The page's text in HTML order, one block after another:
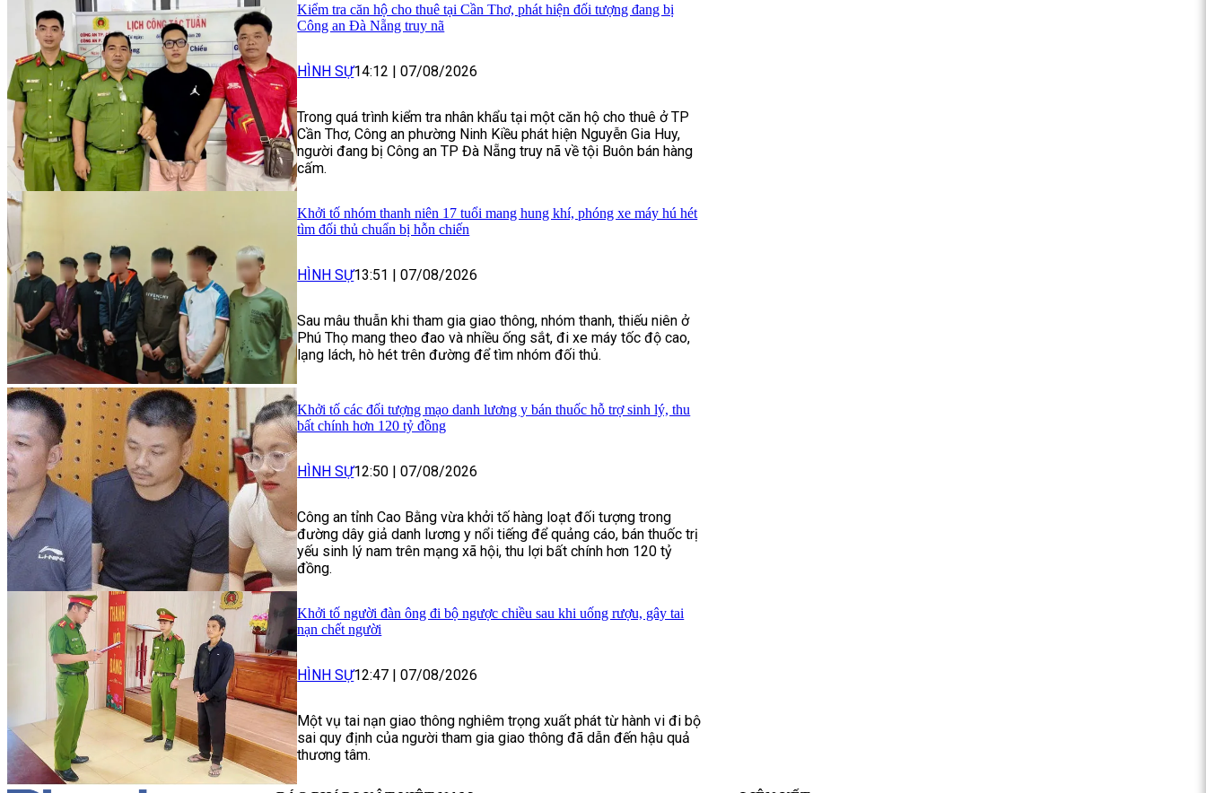
Kiểm tra căn hộ cho thuê tại Cần Thơ, phát hiện đối tượng đang bị
Công an Đà Nẵng truy nã
HÌNH SỰ14:12 | 07/08/2026
Trong quá trình kiểm tra nhân khẩu tại một căn hộ cho thuê ở TP
Cần Thơ, Công an phường Ninh Kiều phát hiện Nguyễn Gia Huy,
người đang bị Công an TP Đà Nẵng truy nã về tội Buôn bán hàng
cấm.
Khởi tố nhóm thanh niên 17 tuổi mang hung khí, phóng xe máy hú hét
tìm đối thủ chuẩn bị hỗn chiến
HÌNH SỰ13:51 | 07/08/2026
Sau mâu thuẫn khi tham gia giao thông, nhóm thanh, thiếu niên ở
Phú Thọ mang theo đao và nhiều ống sắt, đi xe máy tốc độ cao,
lạng lách, hò hét trên đường để tìm nhóm đối thủ.
Khởi tố các đối tượng mạo danh lương y bán thuốc hỗ trợ sinh lý, thu
bất chính hơn 120 tỷ đồng
HÌNH SỰ12:50 | 07/08/2026
Công an tỉnh Cao Bằng vừa khởi tố hàng loạt đối tượng trong
đường dây giả danh lương y nổi tiếng để quảng cáo, bán thuốc trị
yếu sinh lý nam trên mạng xã hội, thu lợi bất chính hơn 120 tỷ
đồng.
Khởi tố người đàn ông đi bộ ngược chiều sau khi uống rượu, gây tai
nạn chết người
HÌNH SỰ12:47 | 07/08/2026
Một vụ tai nạn giao thông nghiêm trọng xuất phát từ hành vi đi bộ
sai quy định của người tham gia giao thông đã dẫn đến hậu quả
thương tâm.